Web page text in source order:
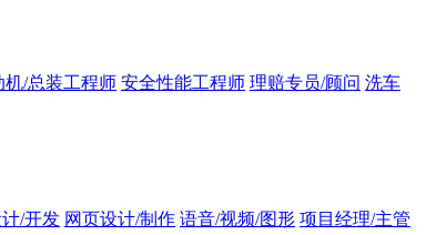
机/总装工程师 安全性能工程师 理赔专员/顾问 洗车
/开发 网页设计/制作 语音/视频/图形 项目经理/主管